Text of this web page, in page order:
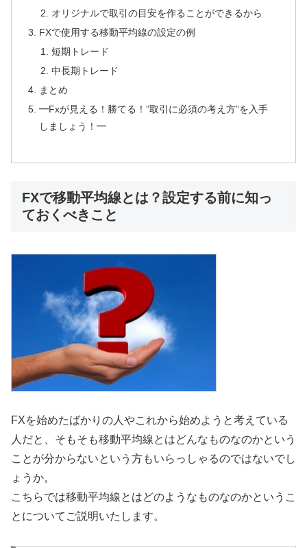
オリジナルで取引の目安を作ることができるから
FXで使用する移動平均線の設定の例
短期トレード
中長期トレード
まとめ
━Fxが見える！勝てる！”取引に必須の考え方”を入手
しましょう！━
FXで移動平均線とは？設定する前に知っ
ておくべきこと
FXを始めたばかりの人やこれから始めようと考えている
人だと、そもそも移動平均線とはどんなものなのかという
ことが分からないという方もいらっしゃるのではないでし
ょうか。
こちらでは移動平均線とはどのようなものなのかというこ
とについてご説明いたします。